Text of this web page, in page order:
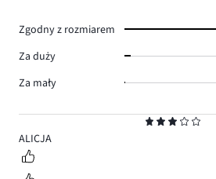
3
ALICJA
Zgodny z rozmiarem
Za duży
Za mały